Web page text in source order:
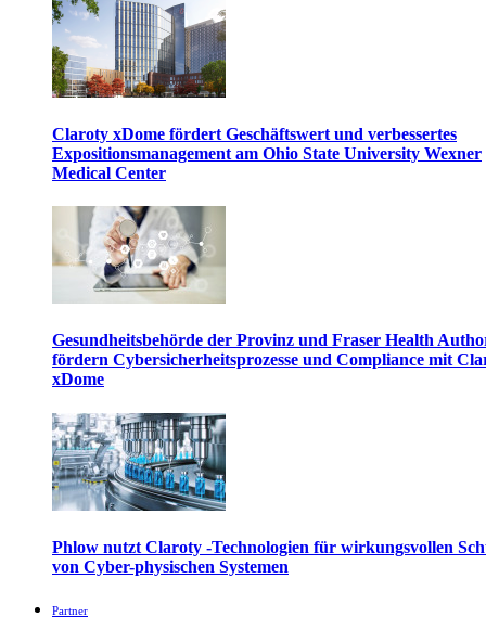
Claroty xDome fördert Geschäftswert und verbessertes
Expositionsmanagement am Ohio State University Wexner
Medical Center
Gesundheitsbehörde der Provinz und Fraser Health
fördern Cybersicherheitsprozesse und Compliance mit
xDome
Phlow nutzt Claroty -Technologien für wirkungsvollen
von Cyber-physischen Systemen
Partner